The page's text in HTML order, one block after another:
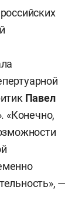
Павел
«Конечно,
—